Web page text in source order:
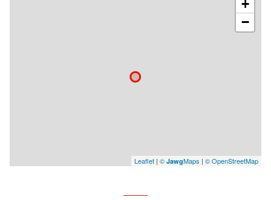
+
−
Leaflet | © JawgMaps | © OpenStreetMap